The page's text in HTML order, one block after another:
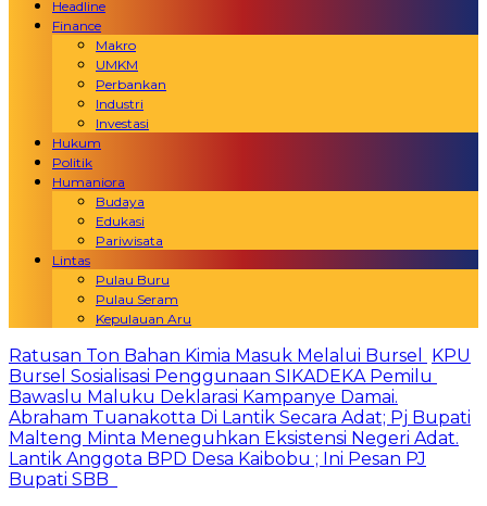
Headline
Finance
Makro
UMKM
Perbankan
Industri
Investasi
Hukum
Politik
Humaniora
Budaya
Edukasi
Pariwisata
Lintas
Pulau Buru
Pulau Seram
Kepulauan Aru
Ratusan Ton Bahan Kimia Masuk Melalui Bursel
KPU
Bursel Sosialisasi Penggunaan SIKADEKA Pemilu
Bawaslu Maluku Deklarasi Kampanye Damai.
Abraham Tuanakotta Di Lantik Secara Adat; Pj Bupati
Malteng Minta Meneguhkan Eksistensi Negeri Adat.
Lantik Anggota BPD Desa Kaibobu ; Ini Pesan PJ
Bupati SBB